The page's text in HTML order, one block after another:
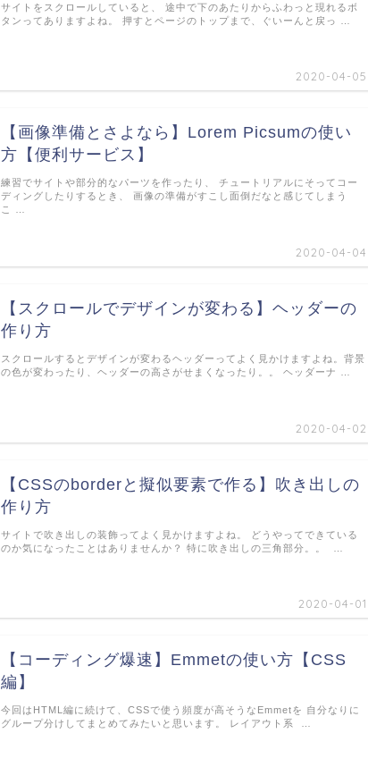
2020-04-05
サイトをスクロールしていると、 途中で下のあたりからふわっと現れるボ
タンってありますよね。 押すとページのトップまで、ぐいーんと戻っ …
【画像準備とさよなら】Lorem Picsumの使い
方【便利サービス】
2020-04-04
練習でサイトや部分的なパーツを作ったり、 チュートリアルにそってコー
ディングしたりするとき、 画像の準備がすこし面倒だなと感じてしまう
こ …
【スクロールでデザインが変わる】ヘッダーの
作り方
2020-04-02
スクロールするとデザインが変わるヘッダーってよく見かけますよね。背景
の色が変わったり、ヘッダーの高さがせまくなったり。。 ヘッダーナ …
【CSSのborderと擬似要素で作る】吹き出しの
作り方
2020-04-01
サイトで吹き出しの装飾ってよく見かけますよね。 どうやってできている
のか気になったことはありませんか？ 特に吹き出しの三角部分。。 …
【コーディング爆速】Emmetの使い方【CSS
編】
今回はHTML編に続けて、CSSで使う頻度が高そうなEmmetを 自分なりに
グループ分けしてまとめてみたいと思います。 レイアウト系 …